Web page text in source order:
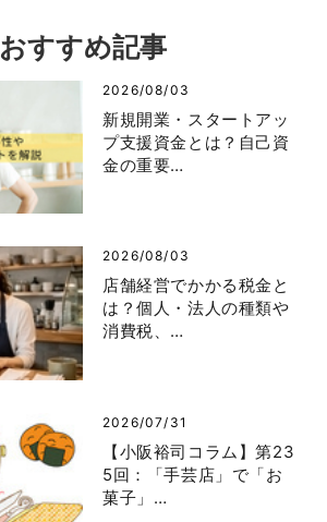
おすすめ記事
2026/08/03
新規開業・スタートアッ
プ支援資金とは？自己資
金の重要…
2026/08/03
店舗経営でかかる税金と
は？個人・法人の種類や
消費税、…
2026/07/31
【小阪裕司コラム】第23
5回：「手芸店」で「お
菓子」…